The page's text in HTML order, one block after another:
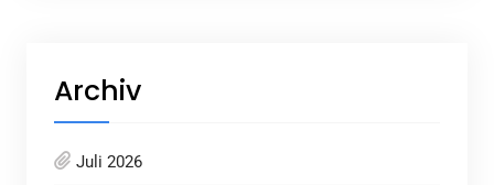
Archiv
Juli 2026